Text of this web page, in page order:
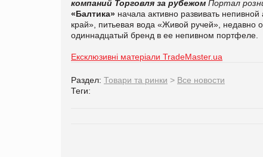
компаний Торговля за рубежом Портал
«Балтика» начала активно развивать
край», питьевая вода «Живой ручей»,
одиннадцатый бренд в ее непивном портфеле.
Ексклюзивні матеріали TradeMaster.ua
Раздел: Товари та ринки > Все новости
Теги: